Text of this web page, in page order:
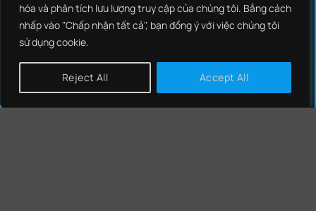
hóa và phân tích lưu lượng truy cập của chúng tôi. Bằng cách
nhấp vào "Chấp nhận tất cả", bạn đồng ý với việc chúng tôi
sử dụng cookie.
Reject All Accept All
OT/ICS SECURITY
BRAND PROTECTIONS
SOCIAL MEDIA